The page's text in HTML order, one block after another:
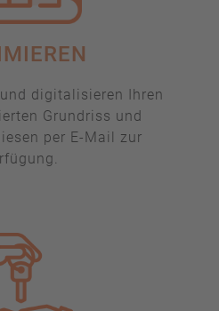
digitalisieren Ihren
Grundriss und
per E-Mail zur